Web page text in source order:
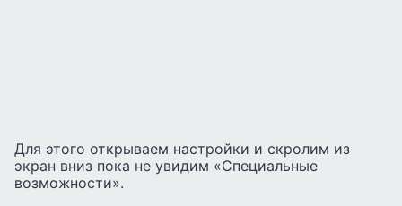
Для этого открываем настройки и скролим из
экран вниз пока не увидим «Специальные
возможности».